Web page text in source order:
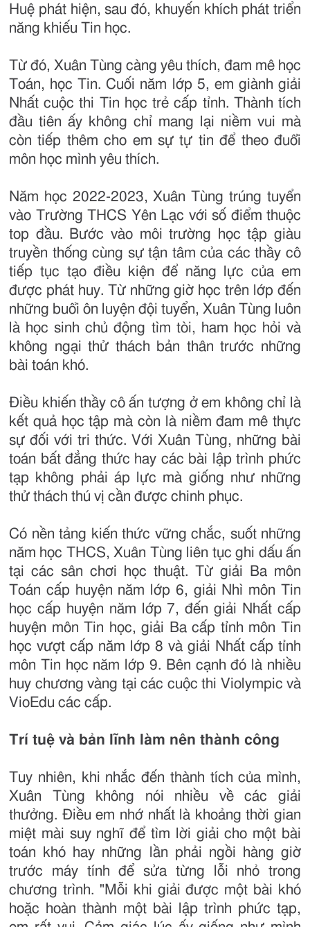
Huệ phát hiện, sau đó, khuyến khích phát triển
năng khiếu Tin học.
Từ đó, Xuân Tùng càng yêu thích, đam mê học
Toán, học Tin. Cuối năm lớp 5, em giành giải
Nhất cuộc thi Tin học trẻ cấp tỉnh. Thành tích
đầu tiên ấy không chỉ mang lại niềm vui mà
còn tiếp thêm cho em sự tự tin để theo đuổi
môn học mình yêu thích.
Năm học 2022-2023, Xuân Tùng trúng tuyển
vào Trường THCS Yên Lạc với số điểm thuộc
top đầu. Bước vào môi trường học tập giàu
truyền thống cùng sự tận tâm của các thầy cô
tiếp tục tạo điều kiện để năng lực của em
được phát huy. Từ những giờ học trên lớp đến
những buổi ôn luyện đội tuyển, Xuân Tùng luôn
là học sinh chủ động tìm tòi, ham học hỏi và
không ngại thử thách bản thân trước những
bài toán khó.
Điều khiến thầy cô ấn tượng ở em không chỉ là
kết quả học tập mà còn là niềm đam mê thực
sự đối với tri thức. Với Xuân Tùng, những bài
toán bất đẳng thức hay các bài lập trình phức
tạp không phải áp lực mà giống như những
thử thách thú vị cần được chinh phục.
Có nền tảng kiến thức vững chắc, suốt những
năm học THCS, Xuân Tùng liên tục ghi dấu ấn
tại các sân chơi học thuật. Từ giải Ba môn
Toán cấp huyện năm lớp 6, giải Nhì môn Tin
học cấp huyện năm lớp 7, đến giải Nhất cấp
huyện môn Tin học, giải Ba cấp tỉnh môn Tin
học vượt cấp năm lớp 8 và giải Nhất cấp tỉnh
môn Tin học năm lớp 9. Bên cạnh đó là nhiều
huy chương vàng tại các cuộc thi Violympic và
VioEdu các cấp.
Trí tuệ và bản lĩnh làm nên thành công
Tuy nhiên, khi nhắc đến thành tích của mình,
Xuân Tùng không nói nhiều về các giải
thưởng. Điều em nhớ nhất là khoảng thời gian
miệt mài suy nghĩ để tìm lời giải cho một bài
toán khó hay những lần phải ngồi hàng giờ
trước máy tính để sửa từng lỗi nhỏ trong
chương trình. "Mỗi khi giải được một bài khó
hoặc hoàn thành một bài lập trình phức tạp,